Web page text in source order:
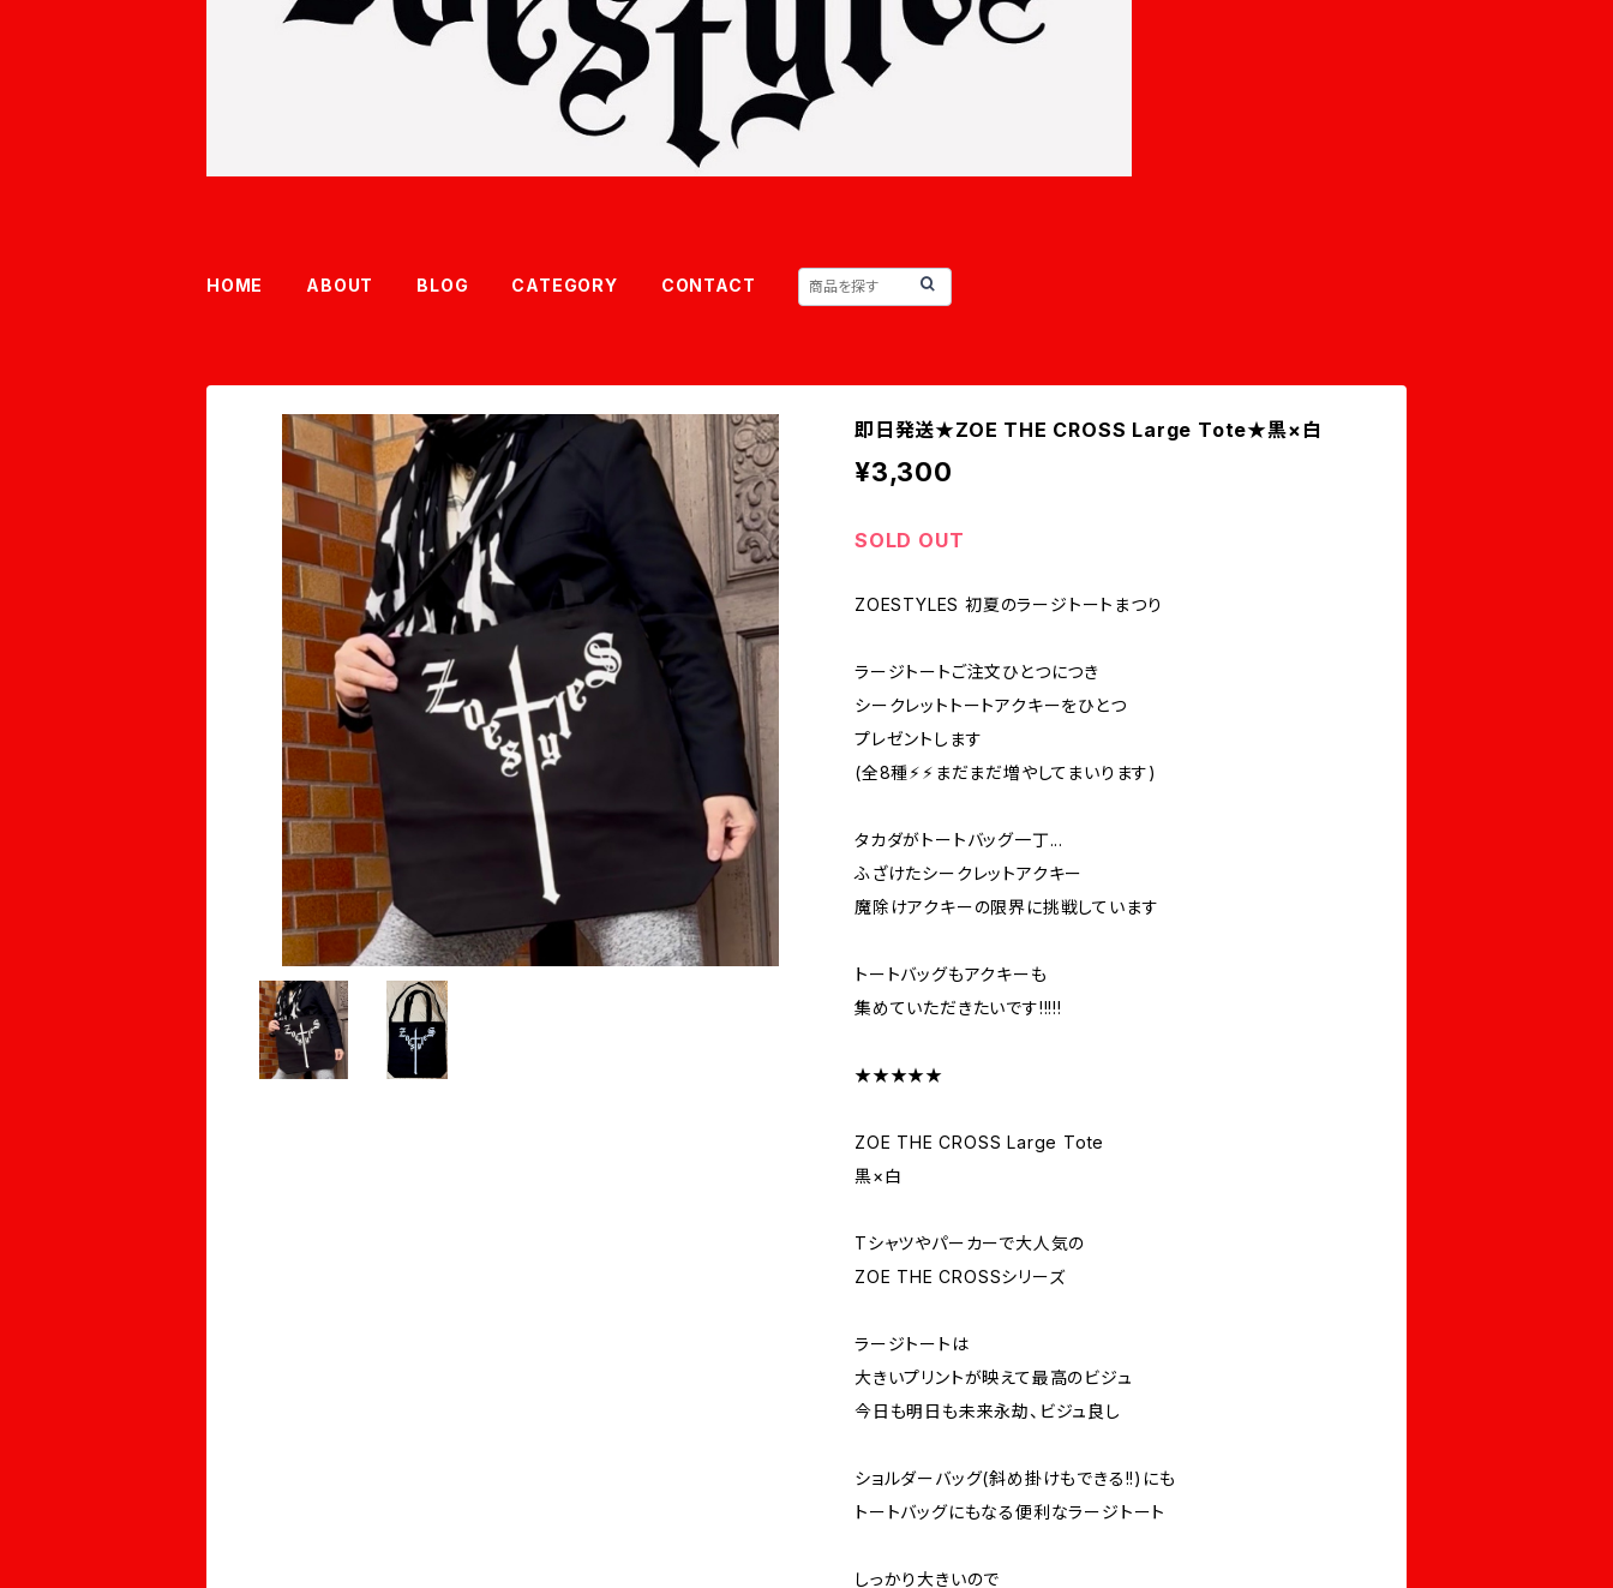
HOME ABOUT BLOG CATEGORY CONTACT
即日発送★ZOE THE CROSS Large Tote★黒×白
¥3,300
SOLD OUT
ZOESTYLES 初夏のラージトートまつり
ラージトートご注文ひとつにつき
シークレットトートアクキーをひとつ
プレゼントします
(全8種⚡︎⚡︎まだまだ増やしてまいります)
タカダがトートバッグ一丁...
ふざけたシークレットアクキー
魔除けアクキーの限界に挑戦しています
トートバッグもアクキーも
集めていただきたいです!!!!!
★★★★★
ZOE THE CROSS Large Tote
黒×白
Tシャツやパーカーで大人気の
ZOE THE CROSSシリーズ
ラージトートは
大きいプリントが映えて最高のビジュ
今日も明日も未来永劫、ビジュ良し
ショルダーバッグ(斜め掛けもできる!!)にも
トートバッグにもなる便利なラージトート
しっかり大きいので